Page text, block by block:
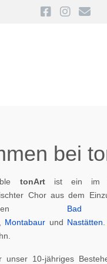
bei
tonArt ist ein im
Chor aus dem
Bad
Montabaur und Nastätten
unser 10-jähriges